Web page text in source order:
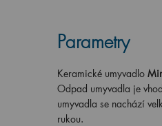
Parametry
Keramické umyvadlo
Odpad umyvadla je
umyvadla se nachází
rukou.